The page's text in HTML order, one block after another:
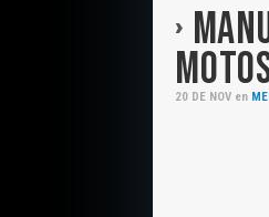
20 DE NOV en